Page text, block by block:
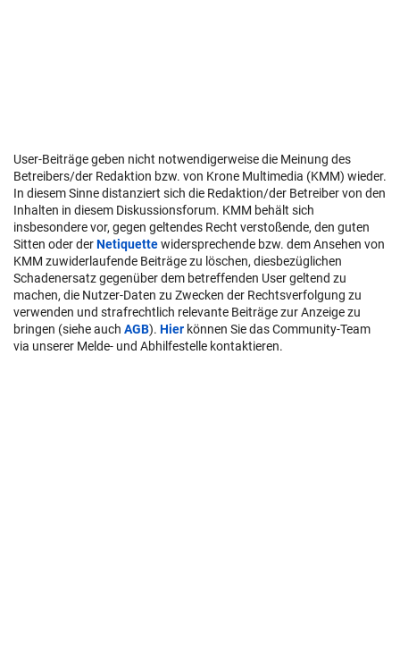
User-Beiträge geben nicht notwendigerweise die Meinung des
Betreibers/der Redaktion bzw. von Krone Multimedia (KMM) wieder.
In diesem Sinne distanziert sich die Redaktion/der Betreiber von den
Inhalten in diesem Diskussionsforum. KMM behält sich
insbesondere vor, gegen geltendes Recht verstoßende, den guten
Sitten oder derNetiquettewidersprechende bzw. dem Ansehen von
KMM zuwiderlaufende Beiträge zu löschen, diesbezüglichen
Schadenersatz gegenüber dem betreffenden User geltend zu
machen, die Nutzer-Daten zu Zwecken der Rechtsverfolgung zu
verwenden und strafrechtlich relevante Beiträge zur Anzeige zu
bringen (siehe auch AGB). Hier können Sie das Community-Team
via unserer Melde- und Abhilfestelle kontaktieren.